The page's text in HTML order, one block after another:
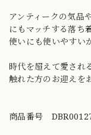
アンティークの気品
にもマッチする落ち
使いにも使いやすい
時代を超えて愛され
触れた方のお迎えを
商品番号